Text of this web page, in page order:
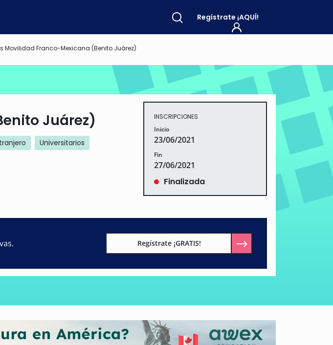
Regístrate ¡AQUÍ!
Movilidad Franco-Mexicana (Benito Juárez)
Juárez)
Universitarios
INSCRIPCIONES
Inicio
23/06/2021
Fin
27/06/2021
Finalizada
Regístrate ¡GRATIS!